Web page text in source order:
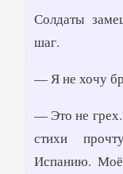
Солдаты
шаг.
— Я не хочу
— Это не
стихи
Испанию. Моё